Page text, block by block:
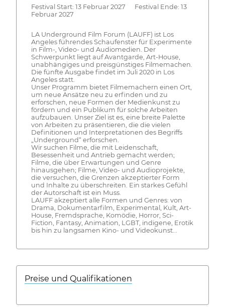
Festival Start: 13 Februar 2027 Festival Ende: 13
Februar 2027
LA Underground Film Forum (LAUFF) ist Los
Angeles führendes Schaufenster für Experimente
in Film-, Video- und Audiomedien. Der
Schwerpunkt liegt auf Avantgarde, Art-House,
unabhängiges und preisgünstiges Filmemachen.
Die fünfte Ausgabe findet im Juli 2020 in Los
Angeles statt.
Unser Programm bietet Filmemachern einen Ort,
um neue Ansätze neu zu erfinden und zu
erforschen, neue Formen der Medienkunst zu
fördern und ein Publikum für solche Arbeiten
aufzubauen. Unser Ziel ist es, eine breite Palette
von Arbeiten zu präsentieren, die die vielen
Definitionen und Interpretationen des Begriffs
„Underground“ erforschen.
Wir suchen Filme, die mit Leidenschaft,
Besessenheit und Antrieb gemacht werden;
Filme, die über Erwartungen und Genre
hinausgehen; Filme, Video- und Audioprojekte,
die versuchen, die Grenzen akzeptierter Form
und Inhalte zu überschreiten. Ein starkes Gefühl
der Autorschaft ist ein Muss.
LAUFF akzeptiert alle Formen und Genres: von
Drama, Dokumentarfilm, Experimental, Kult, Art-
House, Fremdsprache, Komödie, Horror, Sci-
Fiction, Fantasy, Animation, LGBT, indigene, Erotik
bis hin zu langsamen Kino- und Videokunst...
Preise und Qualifikationen